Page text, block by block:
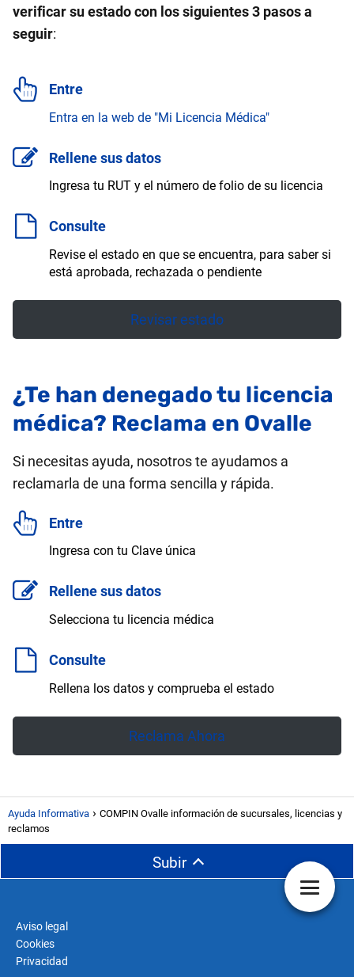
verificar su estado con los siguientes 3 pasos a
seguir:
Entre
Entra en la web de "Mi Licencia Médica"
Rellene sus datos
Ingresa tu RUT y el número de folio de su licencia
Consulte
Revise el estado en que se encuentra, para saber si
está aprobada, rechazada o pendiente
Revisar estado
¿Te han denegado tu licencia
médica? Reclama en Ovalle
Si necesitas ayuda, nosotros te ayudamos a
reclamarla de una forma sencilla y rápida.
Entre
Ingresa con tu Clave única
Rellene sus datos
Selecciona tu licencia médica
Consulte
Rellena los datos y comprueba el estado
Reclama Ahora
Ayuda Informativa
COMPIN Ovalle información de sucursales, licencias y
reclamos
Subir
Aviso legal
Cookies
Privacidad